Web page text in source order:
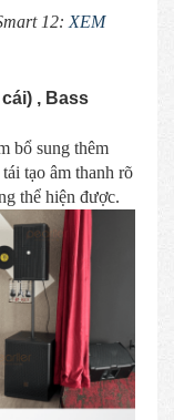
12: XEM
, Bass
bổ sung thêm
tạo âm thanh rõ
thể hiện được.